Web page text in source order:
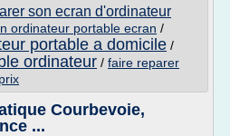
son ecran d'ordinateur
ordinateur portable ecran /
portable a domicile /
ordinateur / faire reparer
Courbevoie,
...